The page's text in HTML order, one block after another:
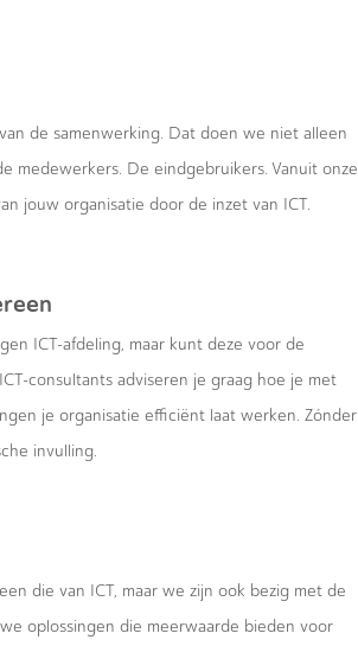
de samenwerking. Dat doen we niet alleen
medewerkers. De eindgebruikers. Vanuit onze
jouw organisatie door de inzet van ICT.
ICT-afdeling, maar kunt deze voor de
consultants adviseren je graag hoe je met
je organisatie efficiënt laat werken. Zónder
invulling.
die van ICT, maar we zijn ook bezig met de
oplossingen die meerwaarde bieden voor